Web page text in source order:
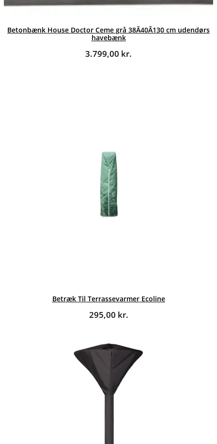
Betonbænk House Doctor Ceme grå 38Ã40Ã130 cm udendørs
havebænk
3.799,00 kr.
Betræk Til Terrassevarmer Ecoline
295,00 kr.